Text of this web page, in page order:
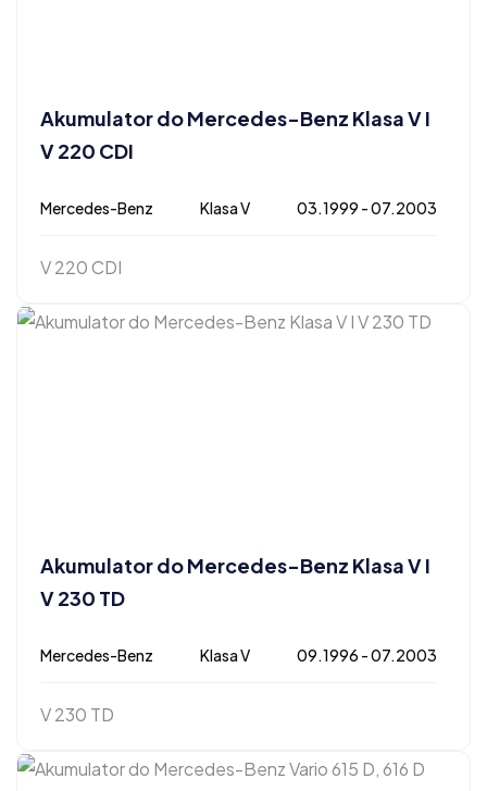
Akumulator do Mercedes-Benz Klasa V I
V 220 CDI
Mercedes-Benz Klasa V 03.1999 - 07.2003
V 220 CDI
Akumulator do Mercedes-Benz Klasa V I
V 230 TD
Mercedes-Benz Klasa V 09.1996 - 07.2003
V 230 TD